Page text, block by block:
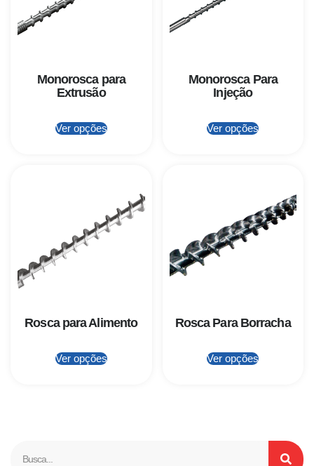
Monorosca para
Extrusão
Ver opções
Monorosca Para
Injeção
Ver opções
Rosca para Alimento
Ver opções
Rosca Para Borracha
Ver opções